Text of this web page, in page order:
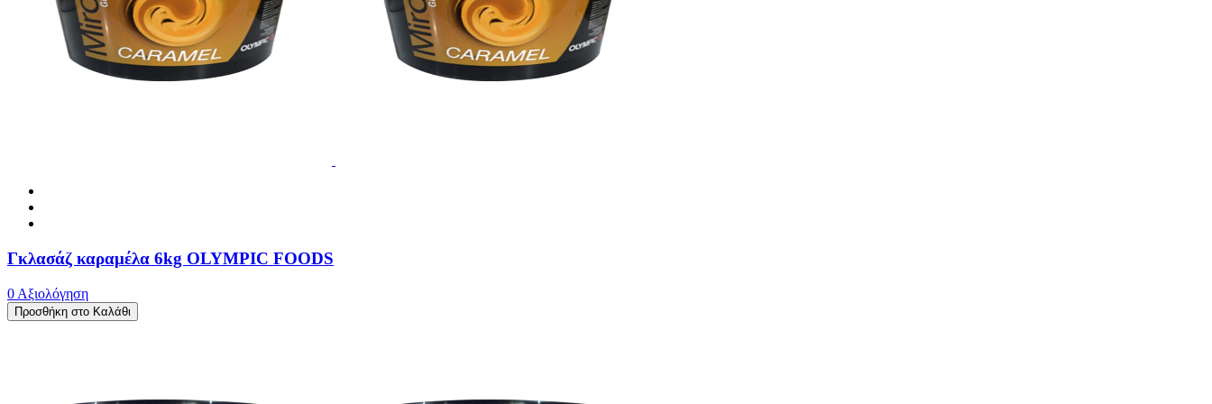
Γκλασάζ καραμέλα 6kg OLYMPIC FOODS
0 Αξιολόγηση
Προσθήκη στο Καλάθι